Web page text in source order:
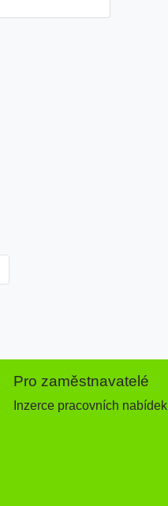
Pro zaměstnavatelé
Inzerce pracovních nabídek